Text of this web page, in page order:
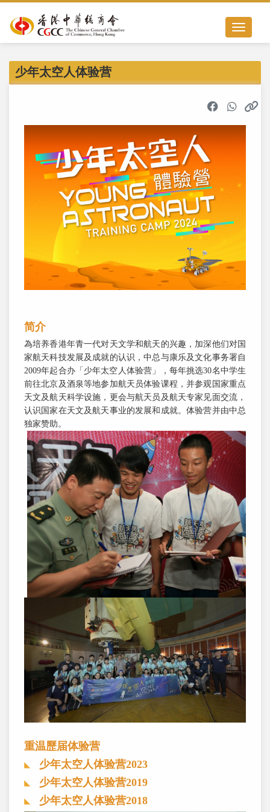
Toggle
少年太空人体验营
简介
為培养香港年青一代对天文学和航天的兴趣，加深他们对国
家航天科技发展及成就的认识，中总与康乐及文化事务署自
2009年起合办「少年太空人体验营」，每年挑选30名中学生
前往北京及酒泉等地参加航天员体验课程，并参观国家重点
天文及航天科学设施，更会与航天员及航天专家见面交流，
认识国家在天文及航天事业的发展和成就。体验营并由中总
独家赞助。
重温歷届体验营
少年太空人体验营2023
少年太空人体验营2019
少年太空人体验营2018